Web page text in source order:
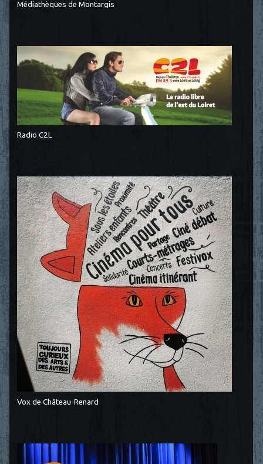
Médiathèques de Montargis
Radio C2L
Vox de Château-Renard